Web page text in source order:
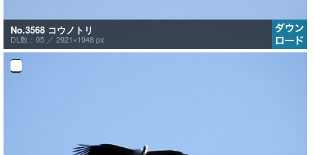
No.3568 コウノトリ
DL数：95 ／ 2921×1948 px